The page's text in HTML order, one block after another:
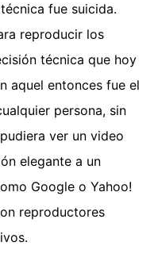
fue suicida.
reproducir los
técnica que hoy
aquel entonces fue el
persona, sin
ver un video
elegante a un
Google o Yahoo!
reproductores